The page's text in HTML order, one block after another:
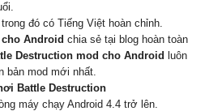
đó có Tiếng Việt hoàn chỉnh.
Android chia sẻ tại blog hoàn toàn
Destruction mod cho Android luôn
bản mod mới nhất.
Battle Destruction
máy chạy Android 4.4 trở lên.